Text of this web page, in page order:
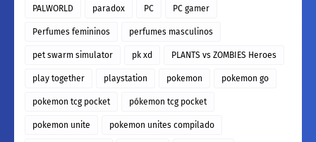
PALWORLD paradox PC PC gamer
Perfumes femininos perfumes masculinos
pet swarm simulator pk xd PLANTS vs ZOMBIES Heroes
play together playstation pokemon pokemon go
pokemon tcg pocket pókemon tcg pocket
pokemon unite pokemon unites compilado